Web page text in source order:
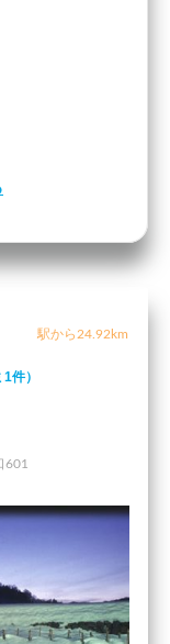
駅から24.92km
1件）
601